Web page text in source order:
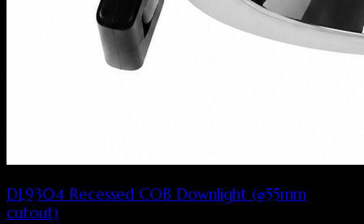
DL9304 Recessed COB Downlight (⌀55mm
cutout)